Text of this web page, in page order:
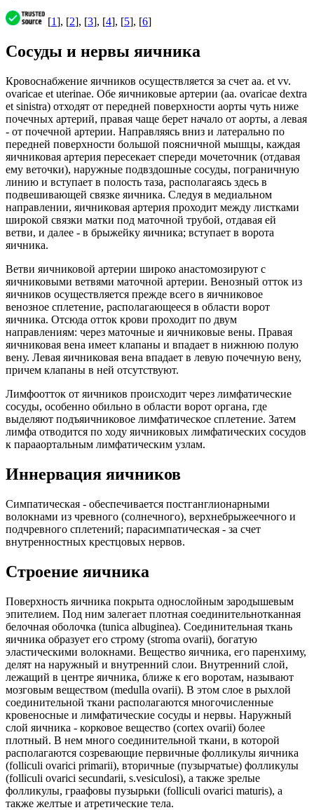
[1], [2], [3], [4], [5], [6]
Сосуды и нервы яичника
Кровоснабжение яичников осуществляется за счет аа. et vv.
ovaricae et uterinae. Обе яичниковые артерии (аа. ovaricae dextra
et sinistra) отходят от передней поверхности аорты чуть ниже
почечных артерий, правая чаще берет начало от аорты, а левая
- от почечной артерии. Направляясь вниз и латерально по
передней поверхности большой поясничной мышцы, каждая
яичниковая артерия пересекает спереди мочеточник (отдавая
ему веточки), наружные подвздошные сосуды, пограничную
линию и вступает в полость таза, располагаясь здесь в
подвешивающей связке яичника. Следуя в медиальном
направлении, яичниковая артерия проходит между листками
широкой связки матки под маточной трубой, отдавая ей
ветви, и далее - в брыжейку яичника; вступает в ворота
яичника.
Ветви яичниковой артерии широко анастомозируют с
яичниковыми ветвями маточной артерии. Венозный отток из
яичников осуществляется прежде всего в яичниковое
венозное сплетение, располагающееся в области ворот
яичника. Отсюда отток крови проходит по двум
направлениям: через маточные и яичниковые вены. Правая
яичниковая вена имеет клапаны и впадает в нижнюю полую
вену. Левая яичниковая вена впадает в левую почечную вену,
причем клапаны в ней отсутствуют.
Лимфоотток от яичников происходит через лимфатические
сосуды, особенно обильно в области ворот органа, где
выделяют подъяичниковое лимфатическое сплетение. Затем
лимфа отводится по ходу яичниковых лимфатических сосудов
к парааортальным лимфатическим узлам.
Иннервация яичников
Симпатическая - обеспечивается постганглионарными
волокнами из чревного (солнечного), верхнебрыжеечного и
подчревного сплетений; парасимпатическая - за счет
внутренностных крестцовых нервов.
Строение яичника
Поверхность яичника покрыта однослойным зародышевым
эпителием. Под ним залегает плотная соединительнотканная
белочная оболочка (tunica albuginea). Соединительная ткань
яичника образует его строму (stroma ovarii), богатую
эластическими волокнами. Вещество яичника, его паренхиму,
делят на наружный и внутренний слои. Внутренний слой,
лежащий в центре яичника, ближе к его воротам, называют
мозговым веществом (medulla ovarii). В этом слое в рыхлой
соединительной ткани располагаются многочисленные
кровеносные и лимфатические сосуды и нервы. Наружный
слой яичника - корковое вещество (cortex ovarii) более
плотный. В нем много соединительной ткани, в которой
располагаются созревающие первичные фолликулы яичника
(folliculi ovarici primarii), вторичные (пузырчатые) фолликулы
(folliculi ovarici secundarii, s.vesiculosi), a также зрелые
фолликулы, граафовы пузырьки (folliculi ovarici maturis), а
также желтые и атретические тела.